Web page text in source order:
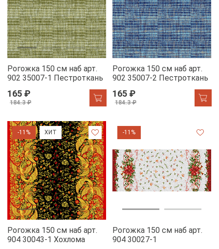
Рогожка 150 см наб арт.
902 35007-1 Пестроткань
165 ₽
184.3 ₽
Рогожка 150 см наб арт.
902 35007-2 Пестроткань
165 ₽
184.3 ₽
-11% ХИТ
Рогожка 150 см наб арт.
904 30043-1 Хохлома
-11%
Рогожка 150 см наб арт.
904 30027-1